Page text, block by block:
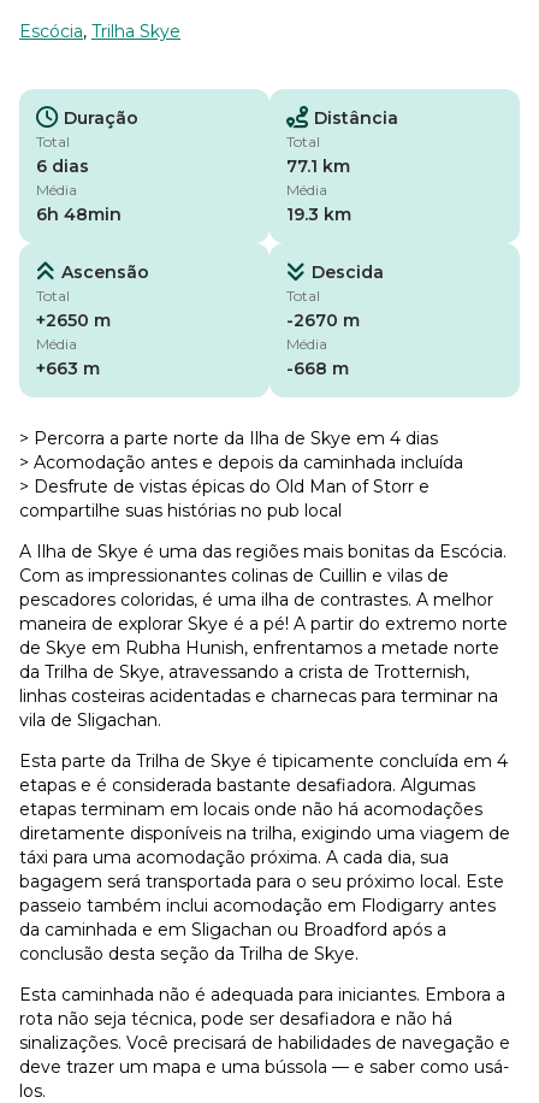
Escócia, Trilha Skye
Duração
Total
6 dias
Média
6h 48min
Distância
Total
77.1 km
Média
19.3 km
Ascensão
Total
+2650 m
Média
+663 m
Descida
Total
-2670 m
Média
-668 m
> Percorra a parte norte da Ilha de Skye em 4 dias
> Acomodação antes e depois da caminhada incluída
> Desfrute de vistas épicas do Old Man of Storr e
compartilhe suas histórias no pub local
A Ilha de Skye é uma das regiões mais bonitas da Escócia.
Com as impressionantes colinas de Cuillin e vilas de
pescadores coloridas, é uma ilha de contrastes. A melhor
maneira de explorar Skye é a pé! A partir do extremo norte
de Skye em Rubha Hunish, enfrentamos a metade norte
da Trilha de Skye, atravessando a crista de Trotternish,
linhas costeiras acidentadas e charnecas para terminar na
vila de Sligachan.
Esta parte da Trilha de Skye é tipicamente concluída em 4
etapas e é considerada bastante desafiadora. Algumas
etapas terminam em locais onde não há acomodações
diretamente disponíveis na trilha, exigindo uma viagem de
táxi para uma acomodação próxima. A cada dia, sua
bagagem será transportada para o seu próximo local. Este
passeio também inclui acomodação em Flodigarry antes
da caminhada e em Sligachan ou Broadford após a
conclusão desta seção da Trilha de Skye.
Esta caminhada não é adequada para iniciantes. Embora a
rota não seja técnica, pode ser desafiadora e não há
sinalizações. Você precisará de habilidades de navegação e
deve trazer um mapa e uma bússola — e saber como usá-
los.